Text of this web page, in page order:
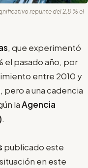
repunte del 2,8 % el
, que experimentó
el pasado año, por
entre 2010 y
a una cadencia
laAgencia
.
publicado este
en este